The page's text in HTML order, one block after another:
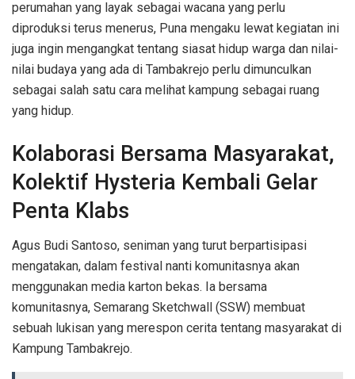
perumahan yang layak sebagai wacana yang perlu
diproduksi terus menerus, Puna mengaku lewat kegiatan ini
juga ingin mengangkat tentang siasat hidup warga dan nilai-
nilai budaya yang ada di Tambakrejo perlu dimunculkan
sebagai salah satu cara melihat kampung sebagai ruang
yang hidup.
Kolaborasi Bersama Masyarakat,
Kolektif Hysteria Kembali Gelar
Penta Klabs
Agus Budi Santoso, seniman yang turut berpartisipasi
mengatakan, dalam festival nanti komunitasnya akan
menggunakan media karton bekas. Ia bersama
komunitasnya, Semarang Sketchwall (SSW) membuat
sebuah lukisan yang merespon cerita tentang masyarakat di
Kampung Tambakrejo.